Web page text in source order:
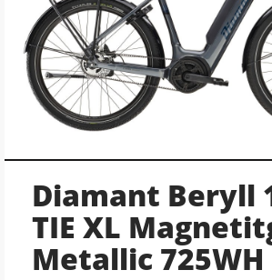
Diamant Beryll
TIE XL
Metallic 725WH